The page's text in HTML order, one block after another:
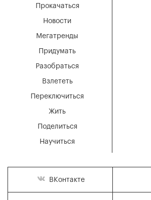
Мегатренды
Придумать
Разобраться
Взлететь
Новости
Переключиться
Жить
Поделиться
Научиться
Прокачаться
ВКонтакте